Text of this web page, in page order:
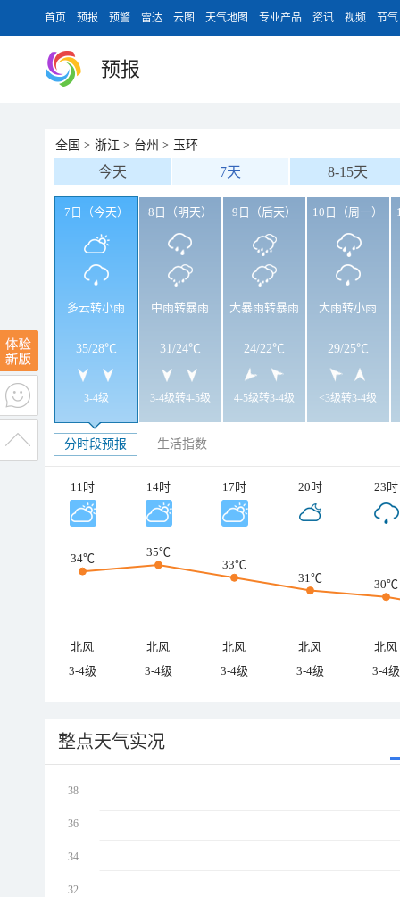
首页 预报 预警 雷达 云图 天气地图 专业产品 资讯 视频 节气
预报
全国 > 浙江 > 台州 > 玉环
今天 7天 8-15天
7日（今天）
多云转小雨
35/28℃
3-4级
8日（明天）
中雨转暴雨
31/24℃
3-4级转4-5级
9日（后天）
大暴雨转暴雨
24/22℃
4-5级转3-4级
10日（周一）
大雨转小雨
29/25℃
<3级转3-4级
分时段预报 生活指数
11时 14时 17时 20时 23时
34℃
35℃
33℃
31℃
30℃
北风 北风 北风 北风
北风
3-4级
3-4级 3-4级 3-4级 3-4级
整点天气实况
38
36
34
32